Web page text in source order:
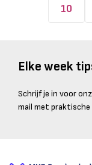
10
Elke week
Schrijf je in voor
mail met